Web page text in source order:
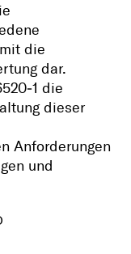
die
dar.
die
dieser
Anforderungen
und